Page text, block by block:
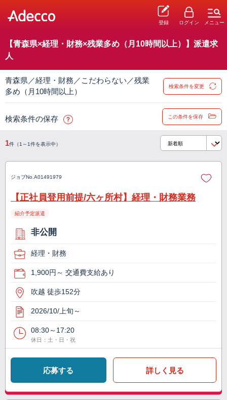
登録 ログイン メニュー
【青森県×経理・財務×残業多め（月10時間以上）】派遣求
人
青森県／経理・財務／こだわらない／残業
多め（月10時間以上）
検索条件を変更
検索条件の保存 この条件を保存
1件（1～1件を表示中）
ジョブNo. A01491979
【正社員登用前提/六ヶ所村】経理・財務業務
紹介予定派遣
非公開
経理・財務
1,900円～ 交通費支給あり
吹越 徒歩152分
2026/10/上旬～
08:30～17:20
休日：土・日・祝
応募する 詳しく見る